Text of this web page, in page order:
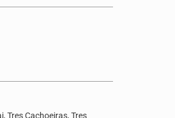
Tres Cachoeiras, Tres